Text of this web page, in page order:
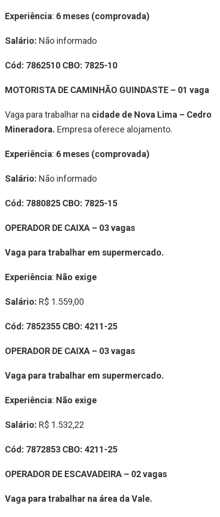
Experiência: 6 meses (comprovada)
Salário: Não informado
Cód: 7862510 CBO: 7825-10
MOTORISTA DE CAMINHÃO GUINDASTE – 01 vaga
Vaga para trabalhar na cidade de Nova Lima – Cedro
Mineradora. Empresa oferece alojamento.
Experiência: 6 meses (comprovada)
Salário: Não informado
Cód: 7880825 CBO: 7825-15
OPERADOR DE CAIXA – 03 vagas
Vaga para trabalhar em supermercado.
Experiência: Não exige
Salário: R$ 1.559,00
Cód: 7852355 CBO: 4211-25
OPERADOR DE CAIXA – 03 vagas
Vaga para trabalhar em supermercado.
Experiência: Não exige
Salário: R$ 1.532,22
Cód: 7872853 CBO: 4211-25
OPERADOR DE ESCAVADEIRA – 02 vagas
Vaga para trabalhar na área da Vale.